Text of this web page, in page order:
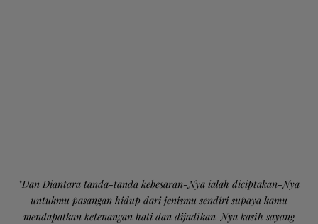
"Dan Diantara tanda-tanda kebesaran-Nya ialah diciptakan-Nya
untukmu pasangan hidup dari jenismu sendiri supaya kamu
mendapatkan ketenangan hati dan dijadikan-Nya kasih sayang